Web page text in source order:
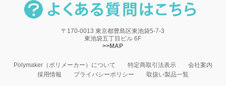
〒170-0013 東京都豊島区東池袋5-7-3
東池袋五丁目ビル 6F
>>MAP
Polymaker（ポリメーカー）について 特定商取引法表示
会社案内
採用情報
プライバシーポリシー 取扱い製品一覧